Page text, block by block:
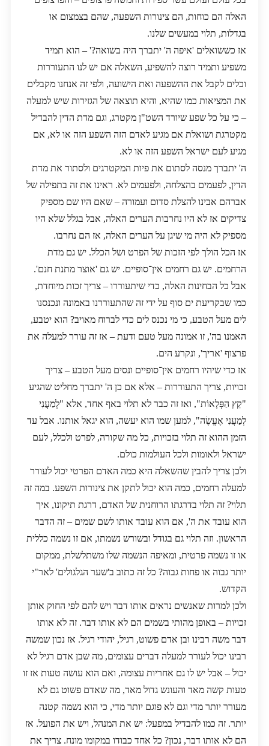
האלה הם כוחות, הם צינורות השפעה, שהם בצמצום או
בגדלות, תלוי במעשים שלנו.
אז כששואלים 'איפה ה' יתברך היה בשואה?' – הוא תמיד
משפיע ותמיד רוצה להשפיע, השאלה אם יש לנו התעוררות
וכלים לקבל את ההשפעה ואת הישועה, ולפי זה אנחנו מקבלים
את המציאות כמו שהיא, והיא תוצאה של הגזירות שיש למעלה
– כי על כל שפע שיורד השט"ן מקטרג, וגם מדת הדין להבדיל
מקטרגת ושואלת אם מגיע לאדם הזה השפע הזה או לא, אם
מגיע לעם ישראל השפע הזה או לא.
ה' יתברך מנסה לסתום את פיות המקטרגים ולסתור את מדת
הדין, לפעמים בהצלחה, ולפעמים לא. ראינו את זה בתפילה של
אברהם אבינו להצלת סדום ועמורה – שאם היו שם מספיק
צדיקים אז לא היו נחרבות הערים האלה, אבל בגלל שלא היו
מספיק לא היה מי שיגן על הערים האלה, אז הם נחרבו.
אז הכל הולך לפי הזכות של הפרט ושל הכלל. יש גם מדת
הרחמים. יש גם רחמים אין־סופיים. יש גם 'אוצר מתנת חנם'.
אבל כל הבחינות האלה, כדי שיתעוררו – צריך זכות מיוחדת,
כמו שבקריעת ים סוף על ידי זה שהתעוררנו באמונה ונכנסנו
לים מעל הטבע, כי מי נכנס לים כדי לברוח מאויב? הוא יטבע,
האמנו בה', זו אמונה מעל טעם ודעת – אז זה עורר למעלה את
פרצוף 'אריך', ונקרע הים.
אז כדי שיהיו רחמים אין־סופיים ונסים מעל הטבע – צריך
זכויות, צריך התעוררות – אלא אם כן ה' יתברך מחליט שהגיע
"קֵץ הַפְּלָאוֹת", ואז זה כבר לא תלוי באף אחד, אלא "לְמַעֲנִי
לְמַעֲנִי אֶעֱשֶׂה", למען שמו הוא יעשה, הוא יגאל אותנו. אבל עד
הזמן ההוא זה תלוי בזכויות, כל מה שקורה, לפרט ולכלל, לעם
ישראל ולאומות ולכל העולמות כולם.
ולכן צריך להבין שהשאלה היא כמה האדם הפרטי יכול לעורר
למעלה רחמים, כמה הוא יכול לתקן את צינורות השפע. במה זה
תלוי? זה תלוי בדרגתו הרוחנית של האדם, דרגת תיקונו, איך
הוא עובד את ה', אם הוא עובד אותו לשם שמים – זה הדבר
הראשון. וזה תלוי גם בגודל ובשורש נשמתו, אם זו נשמה כללית
או זו נשמה פרטית, ומאיפה הנשמה שלו משתלשלת, ממקום
יותר גבוה או פחות גבוה? כל זה כתוב ב'שער הגלגולים' לאר"י
הקדוש.
ולכן למרות שאנשים נראים אותו דבר ויש להם לפי החוק אותן
זכויות – באופן מהותי בשמים הם לא אותו דבר. זה לא אותו
דבר משה רבינו ובן אדם פשוט, רגיל, יהודי רגיל. אז נכון שמשה
רבינו יכול לעורר למעלה דברים עצומים, מה שבן אדם רגיל לא
יכול – אבל יש לו גם אחריות עצומה, ואם הוא עושה טעות אז זו
טעות קשה מאד והעונש גדול מאד, מה שאדם פשוט גם לא
מעורר יותר מדי וגם לא פוגם יותר מדי, כי הוא נשמה קטנה
יותר. זה כמו להבדיל במפעל: יש את המנהל, ויש את הפועל. אז
הם לא אותו דבר, נכון? כל אחד כבודו במקומו מונח. צריך את